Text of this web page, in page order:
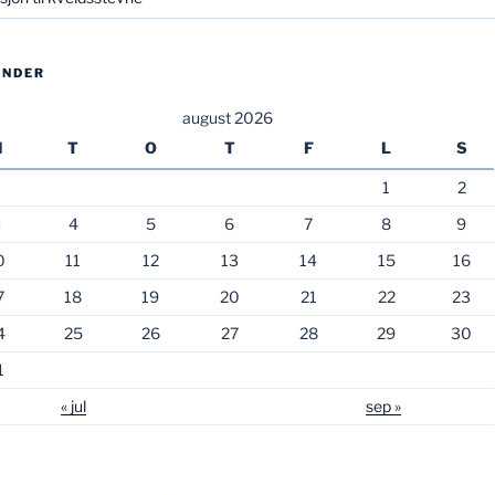
august 2026
T O T F L S
1
2
4 5 6 7 8
9
11 12 13 14 15
16
18 19 20 21 22
23
25 26 27 28 29
30
« jul
sep »